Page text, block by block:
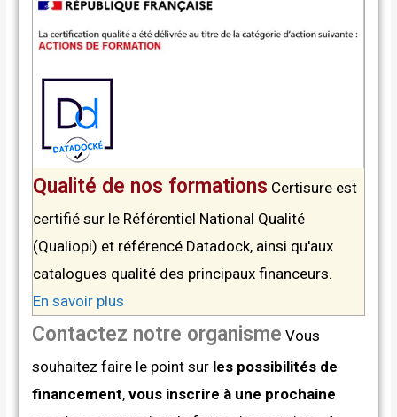
Qualité de nos formations Certisure est
certifié sur le Référentiel National Qualité
(Qualiopi) et référencé Datadock, ainsi qu'aux
catalogues qualité des principaux financeurs.
En savoir plus
Contactez notre organisme Vous
souhaitez faire le point sur les possibilités de
financement,vous inscrire à une prochaine